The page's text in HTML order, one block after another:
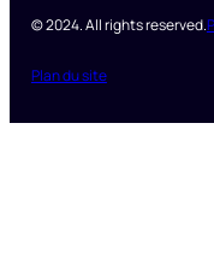
© 2024. All rights reserved.
Plan du site